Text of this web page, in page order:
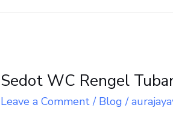
Sedot WC Rengel
Leave a Comment / Blog /
Sedot
WC